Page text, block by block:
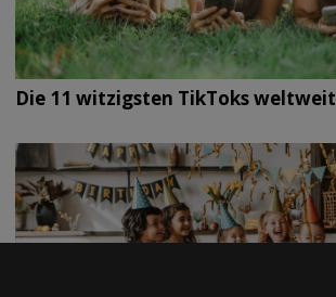
Die 11 witzigsten TikToks weltweit